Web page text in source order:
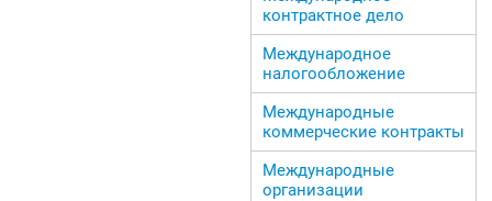
контрактное дело
Международное
налогообложение
Международные
коммерческие контракты
Международные
организации